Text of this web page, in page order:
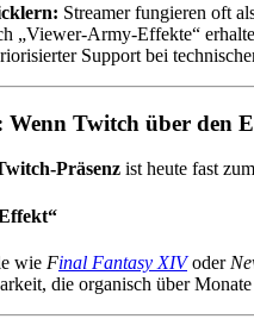
Streamer fungieren oft
„Viewer-Army-Effekte“
Support bei
Twitch über den
Präsenz ist heute fast
wie Final Fantasy XIVoder
die organisch über